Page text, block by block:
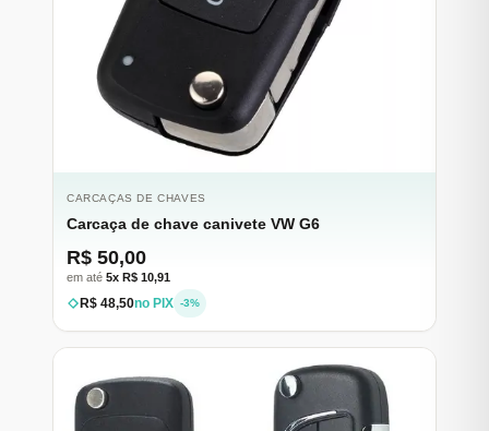
CARCAÇAS DE CHAVES
Carcaça de chave canivete VW G6
R$ 50,00
em até 5x R$ 10,91
R$ 48,50no PIX -3%